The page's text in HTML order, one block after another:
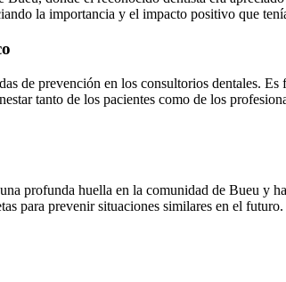
la importancia y el impacto positivo que
de prevención en los consultorios dentales.
tanto de los pacientes como de los
profunda huella en la comunidad de Bueu y
para prevenir situaciones similares en el